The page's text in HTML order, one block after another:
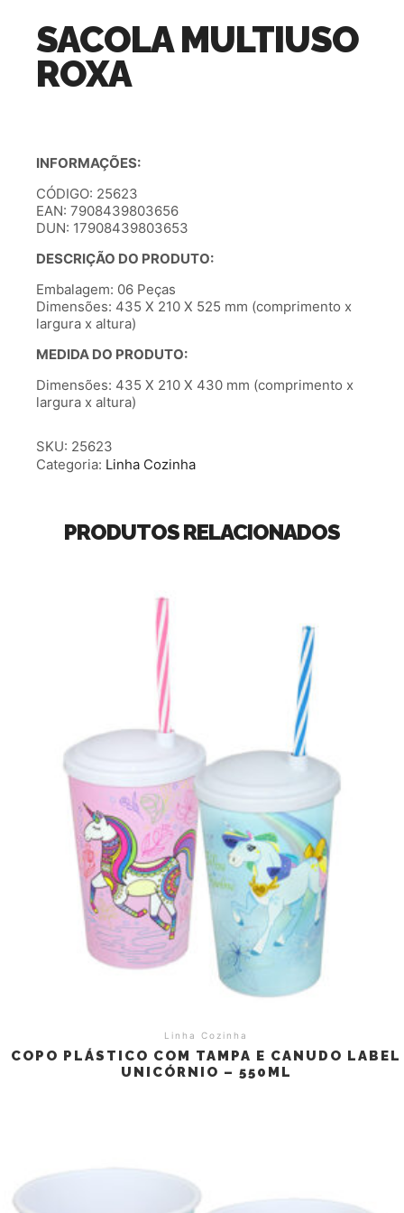
SACOLA MULTIUSO
ROXA
INFORMAÇÕES:
CÓDIGO: 25623
EAN: 7908439803656
DUN: 17908439803653
DESCRIÇÃO DO PRODUTO:
Embalagem: 06 Peças
Dimensões: 435 X 210 X 525 mm (comprimento x
largura x altura)
MEDIDA DO PRODUTO:
Dimensões: 435 X 210 X 430 mm (comprimento x
largura x altura)
SKU: 25623
Categoria: Linha Cozinha
PRODUTOS RELACIONADOS
Linha Cozinha
COPO PLÁSTICO COM TAMPA E CANUDO LABEL
UNICÓRNIO – 550ML